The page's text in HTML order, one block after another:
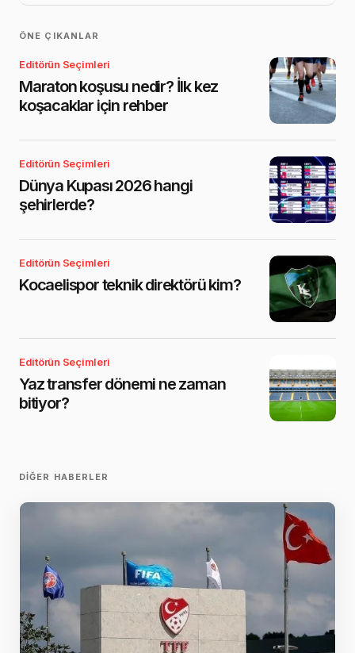
ÖNE ÇIKANLAR
Editörün Seçimleri
Maraton koşusu nedir? İlk kez
koşacaklar için rehber
Editörün Seçimleri
Dünya Kupası 2026 hangi
şehirlerde?
Editörün Seçimleri
Kocaelispor teknik direktörü kim?
Editörün Seçimleri
Yaz transfer dönemi ne zaman
bitiyor?
DIĞER HABERLER